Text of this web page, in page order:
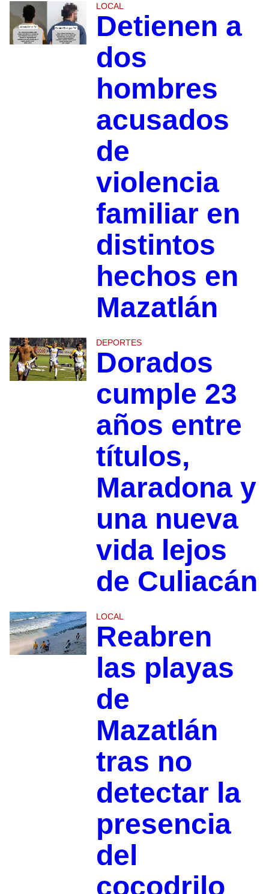
LOCAL
Detienen a
dos
hombres
acusados
de
violencia
familiar en
distintos
hechos en
Mazatlán
DEPORTES
Dorados
cumple 23
años entre
títulos,
Maradona y
una nueva
vida lejos
de Culiacán
LOCAL
Reabren
las playas
de
Mazatlán
tras no
detectar la
presencia
del
cocodrilo